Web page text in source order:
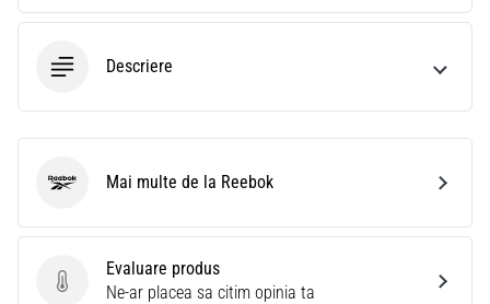
Descriere
Evaluare produs
Evaluare produs
Ne-ar placea sa citim opinia ta
ReebokMai multe de la Reebok